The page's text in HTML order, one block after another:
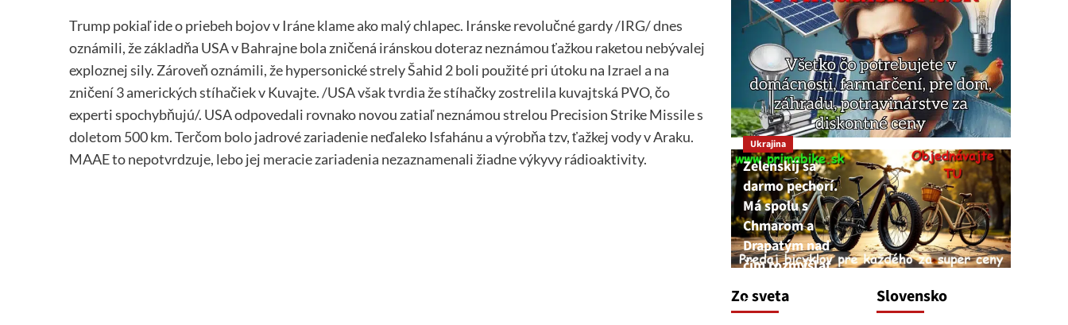
Trump pokiaľ ide o priebeh bojov v Iráne klame ako malý chlapec. Iránske revolučné gardy /IRG/ dnes
oznámili, že základňa USA v Bahrajne bola zničená iránskou doteraz neznámou ťažkou raketou nebývalej
exploznej sily. Zároveň oznámili, že hypersonické strely Šahid 2 boli použité pri útoku na Izrael a na
zničení 3 amerických stíhačiek v Kuvajte. /USA však tvrdia že stíhačky zostrelila kuvajtská PVO, čo
experti spochybňujú/. USA odpovedali rovnako novou zatiaľ neznámou strelou Precision Strike Missile s
doletom 500 km. Terčom bolo jadrové zariadenie neďaleko Isfahánu a výrobňa tzv, ťažkej vody v Araku.
MAAE to nepotvrdzuje, lebo jej meracie zariadenia nezaznamenali žiadne výkyvy rádioaktivity.
Zo sveta
Ukrajina
Zelenskij sa
darmo pechorí.
Má spolu s
Chmarom a
Drapatým nad
čím rozmýšľať
medvedar
8. augusta 2026
Slovensko